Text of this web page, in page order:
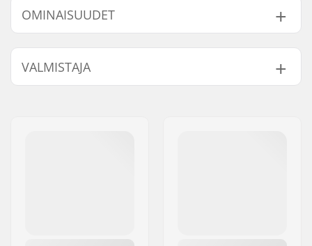
OMINAISUUDET
Gyro yhteensopiva:
Kyllä
Paino:
VALMISTAJA